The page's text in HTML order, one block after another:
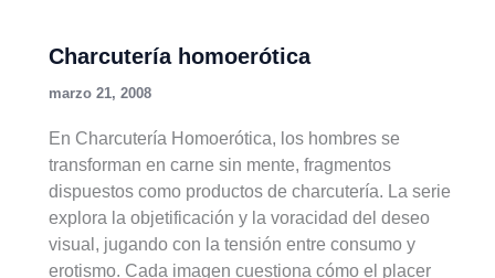
Charcutería homoerótica
marzo 21, 2008
En Charcutería Homoerótica, los hombres se
transforman en carne sin mente, fragmentos
dispuestos como productos de charcutería. La serie
explora la objetificación y la voracidad del deseo
visual, jugando con la tensión entre consumo y
erotismo. Cada imagen cuestiona cómo el placer